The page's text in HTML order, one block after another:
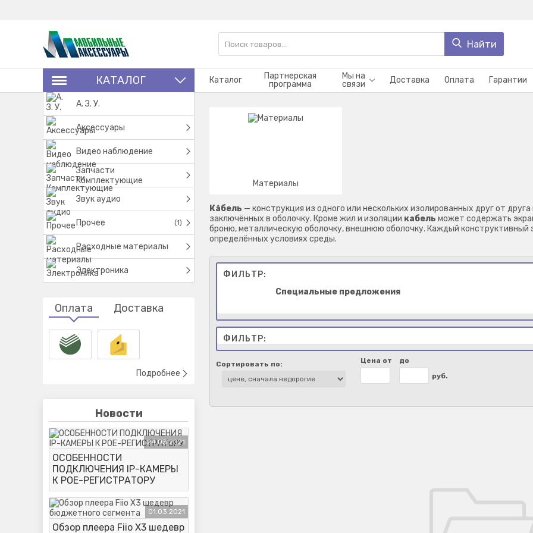
Найти
КАТАЛОГ
А. З. У.
Аксессуары
Видео наблюдение
Запчасти
Комплектующие
Звук аудио
Прочее (1)
Расходные материалы
Электроника
Оплата Доставка
Подробнее
Новости
24.03.2021
ОСОБЕННОСТИ
ПОДКЛЮЧЕНИЯ IP-КАМЕРЫ
К POE-РЕГИСТРАТОРУ
01.03.2021
Обзор плеера Fiio X3 шедевр
Каталог
Партнерская
программа
Мы на
связи
Доставка Оплата Гарантии
Материалы
Ка́бель — конструкция из одного или нескольких изолированных друг от
заключённых в оболочку. Кроме жил и изоляции кабель может содержать
броню, металлическую оболочку, внешнюю оболочку. Каждый конструктивный
определённых условиях среды.
Сортировать по: Цена от
до
руб.
Специальные предложения